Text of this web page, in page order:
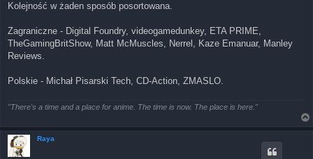
t
Kolejność w żaden sposób posortowana.
Zagraniczne - Digital Foundry, videogamedunkey, ETA PRIME,
TheGamingBritShow, Matt McMuscles, Nerrel, Kaze Emanuar, Manley
Reviews.
Polskie - Michał Pisarski Tech, CD-Action, ZMASLO.
"There's a time and a place for anime. The time is now. The place is here."
Raya